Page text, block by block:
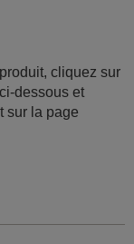
cliquez sur
dessous et
sur la page